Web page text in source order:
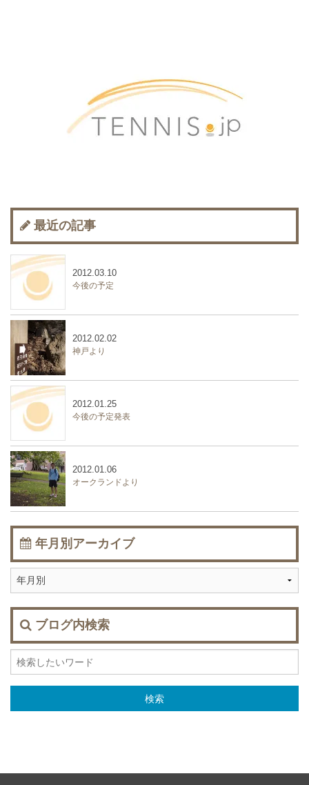
最近の記事
今後の予定
2012.03.10
神戸より
2012.02.02
今後の予定発表
2012.01.25
オークランドより
2012.01.06
年月別アーカイブ
ブログ内検索